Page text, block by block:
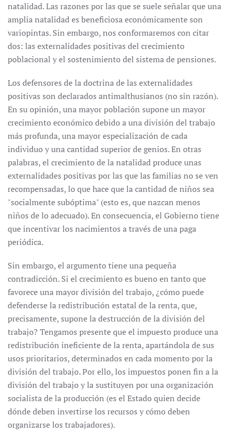
natalidad. Las razones por las que se suele señalar que una
amplia natalidad es beneficiosa económicamente son
variopintas. Sin embargo, nos conformaremos con citar
dos: las externalidades positivas del crecimiento
poblacional y el sostenimiento del sistema de pensiones.
Los defensores de la doctrina de las externalidades
positivas son declarados antimalthusianos (no sin razón).
En su opinión, una mayor población supone un mayor
crecimiento económico debido a una división del trabajo
más profunda, una mayor especialización de cada
individuo y una cantidad superior de genios. En otras
palabras, el crecimiento de la natalidad produce unas
externalidades positivas por las que las familias no se ven
recompensadas, lo que hace que la cantidad de niños sea
"socialmente subóptima" (esto es, que nazcan menos
niños de lo adecuado). En consecuencia, el Gobierno tiene
que incentivar los nacimientos a través de una paga
periódica.
Sin embargo, el argumento tiene una pequeña
contradicción. Si el crecimiento es bueno en tanto que
favorece una mayor división del trabajo, ¿cómo puede
defenderse la redistribución estatal de la renta, que,
precisamente, supone la destrucción de la división del
trabajo? Tengamos presente que el impuesto produce una
redistribución ineficiente de la renta, apartándola de sus
usos prioritarios, determinados en cada momento por la
división del trabajo. Por ello, los impuestos ponen fin a la
división del trabajo y la sustituyen por una organización
socialista de la producción (es el Estado quien decide
dónde deben invertirse los recursos y cómo deben
organizarse los trabajadores).